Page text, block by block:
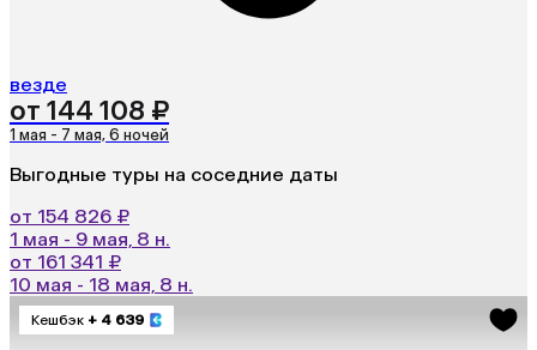
везде
от 144 108 ₽
1 мая - 7 мая, 6 ночей
Выгодные туры на соседние даты
от 154 826 ₽
1 мая - 9 мая, 8 н.
от 161 341 ₽
10 мая - 18 мая, 8 н.
Кешбэк + 4 639